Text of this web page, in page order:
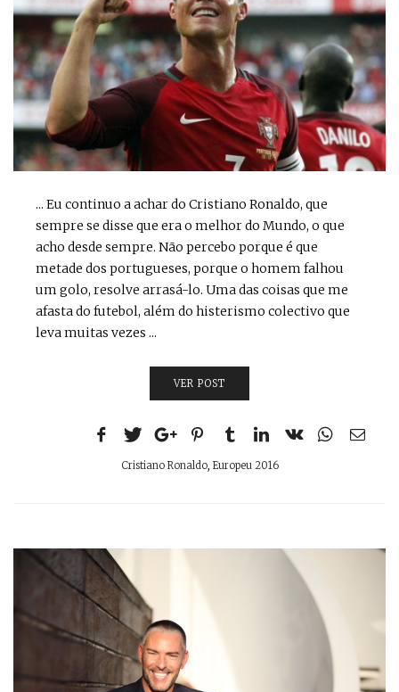
... Eu continuo a achar do Cristiano Ronaldo, que
sempre se disse que era o melhor do Mundo, o que
acho desde sempre. Não percebo porque é que
metade dos portugueses, porque o homem falhou
um golo, resolve arrasá-lo. Uma das coisas que me
afasta do futebol, além do histerismo colectivo que
leva muitas vezes ...
VER POST
Cristiano Ronaldo, Europeu 2016